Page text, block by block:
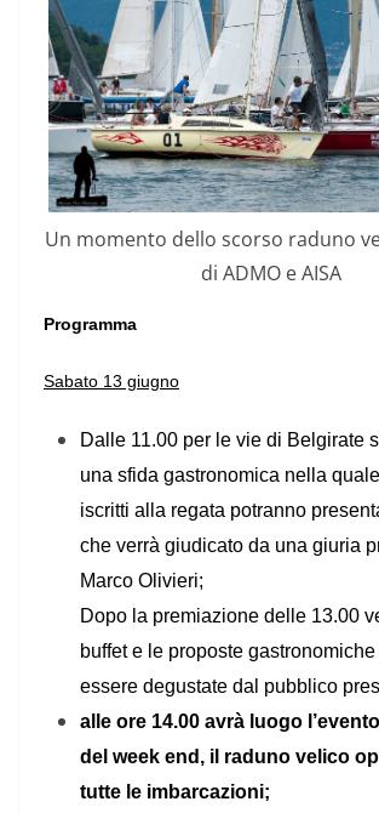
Un momento dello scorso raduno
di ADMO e AISA
Programma
Sabato 13 giugno
Dalle 11.00 per le vie di Belgirate
una sfida gastronomica nella
iscritti alla regata potranno
che verrà giudicato da una giuria
Marco Olivieri;
Dopo la premiazione delle 13.00
buffet e le proposte
essere degustate dal pubblico
alle ore 14.00 avrà luogo
del week end, il raduno velico
tutte le imbarcazioni;